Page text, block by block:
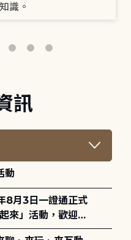
識。
訊
動
來」活動，歡迎踴
日)。